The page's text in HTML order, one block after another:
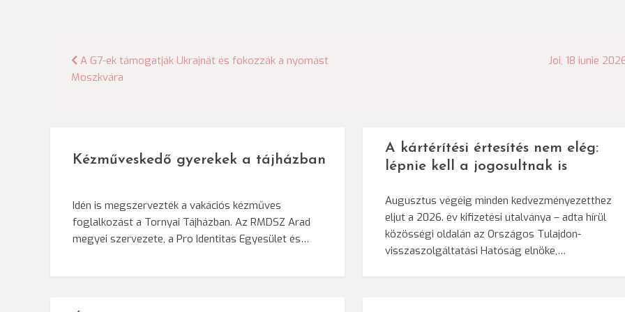
Bejegyzés
A G7-ek támogatják Ukrajnát és fokozzák a nyomást
Moszkvára
Joi, 18 iunie
Kézműveskedő gyerekek a tájházban
Idén is megszervezték a vakációs kézműves
foglalkozást a Tornyai Tájházban. Az RMDSZ Arad
megyei szervezete, a Pro Identitas Egyesület és…
A kártérítési értesítés nem elég:
lépnie kell a jogosultnak is
Augusztus végéig minden kedvezményezetthez
eljut a 2026. év kifizetési utalványa – adta hírül
közösségi oldalán az Országos Tulajdon-
visszaszolgáltatási Hatóság elnöke,…